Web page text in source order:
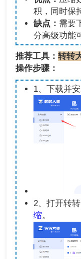
积，同时保
缺点： 需要
分高级功能
推荐工具：转转
操作步骤：
1、下载并
2、打开转
缩。